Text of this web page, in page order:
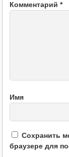
Комментарий *
Имя
Сохранить
браузере для